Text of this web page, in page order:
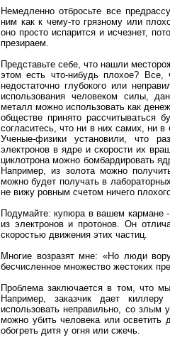
Немедленно отбросьте все
ним как к чему-то грязному или
оно просто испарится и исчезнет,
презираем.
Представьте себе, что нашли
этом есть что-нибудь плохое? Все,
недостаточно глубокого или
использования человеком силы,
металл можно использовать как
обществе принято
согласитесь, что ни в них самих, ни в
Ученые-физики установили, что
электронов в ядре и скорости их
циклотрона можно бомбардировать
Например, из золота можно
можно будет получать в
не вижу ровным счетом ничего
Подумайте: купюра в вашем кармане
из электронов и протонов. Он
скоростью движения этих частиц.
Многие возразят мне: «Но люди
бесчисленное множество жестоких
Проблема заключается в том, что
Например, заказчик дает
использовать неправильно, со
можно убить человека или осветить
обогреть дитя у огня или сжечь.